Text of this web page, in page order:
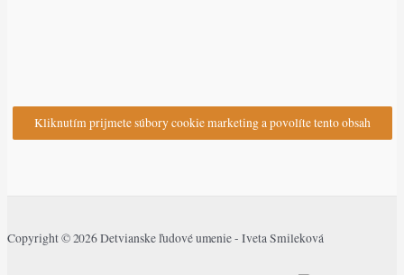
Kliknutím prijmete súbory cookie marketing a povolíte tento obsah
Copyright © 2026 Detvianske ľudové umenie - Iveta Smileková